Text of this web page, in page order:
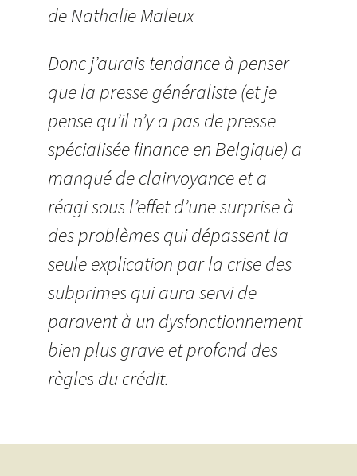
de Nathalie Maleux
Donc j’aurais tendance à penser
que la presse généraliste (et je
pense qu’il n’y a pas de presse
spécialisée finance en Belgique) a
manqué de clairvoyance et a
réagi sous l’effet d’une surprise à
des problèmes qui dépassent la
seule explication par la crise des
subprimes qui aura servi de
paravent à un dysfonctionnement
bien plus grave et profond des
règles du crédit.